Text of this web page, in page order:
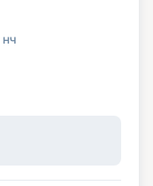
нч